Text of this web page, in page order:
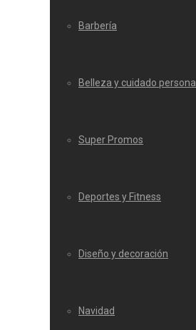
Barbería
Belleza y cuidado personal
Super Promos
Deportes y Fitness
Diseño y decoración
Navidad